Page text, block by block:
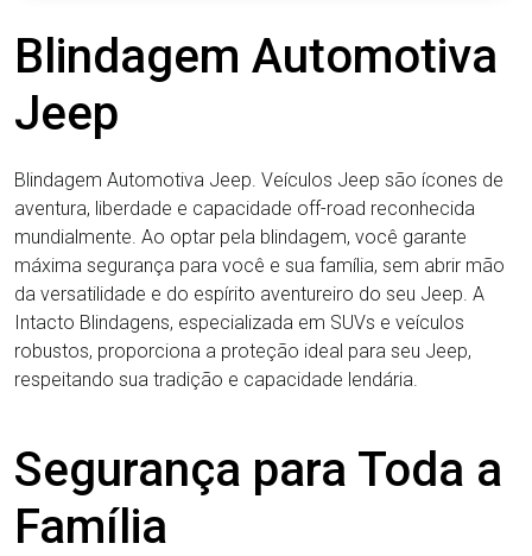
Blindagem Automotiva
Jeep
Blindagem Automotiva Jeep. Veículos Jeep são ícones de
aventura, liberdade e capacidade off-road reconhecida
mundialmente. Ao optar pela blindagem, você garante
máxima segurança para você e sua família, sem abrir mão
da versatilidade e do espírito aventureiro do seu Jeep. A
Intacto Blindagens, especializada em SUVs e veículos
robustos, proporciona a proteção ideal para seu Jeep,
respeitando sua tradição e capacidade lendária.
Segurança para Toda a
Família